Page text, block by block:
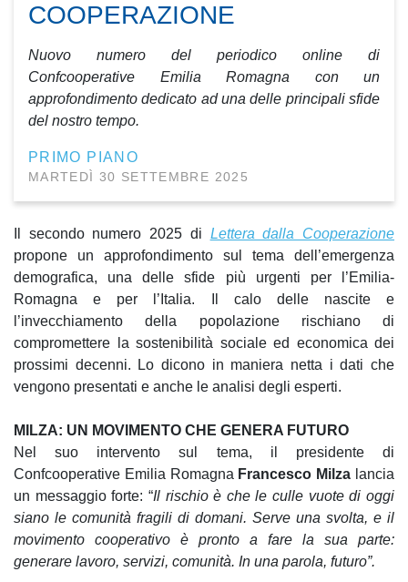
COOPERAZIONE
Nuovo numero del periodico online di
Confcooperative Emilia Romagna con un
approfondimento dedicato ad una delle principali sfide
del nostro tempo.
PRIMO PIANO
MARTEDÌ 30 SETTEMBRE 2025
Il secondo numero 2025 di Lettera dalla Cooperazione
propone un approfondimento sul tema dell’emergenza
demografica, una delle sfide più urgenti per l’Emilia-
Romagna e per l’Italia. Il calo delle nascite e
l’invecchiamento della popolazione rischiano di
compromettere la sostenibilità sociale ed economica dei
prossimi decenni. Lo dicono in maniera netta i dati che
vengono presentati e anche le analisi degli esperti.
MILZA: UN MOVIMENTO CHE GENERA FUTURO
Nel suo intervento sul tema, il presidente di
Confcooperative Emilia Romagna Francesco Milza lancia
un messaggio forte: “Il rischio è che le culle vuote di oggi
siano le comunità fragili di domani. Serve una svolta, e il
movimento cooperativo è pronto a fare la sua parte:
generare lavoro, servizi, comunità. In una parola, futuro”.